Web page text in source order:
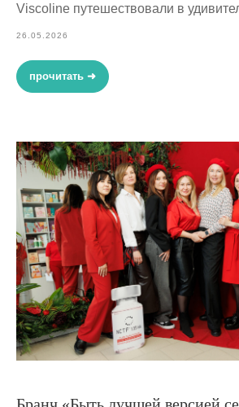
Viscoline путешествовали в
26.05.2026
прочитать ➜